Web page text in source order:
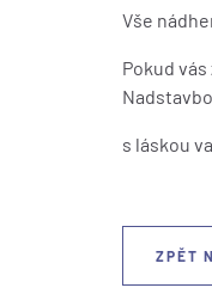
Vše
Pokud
s láskou
ZPĚT